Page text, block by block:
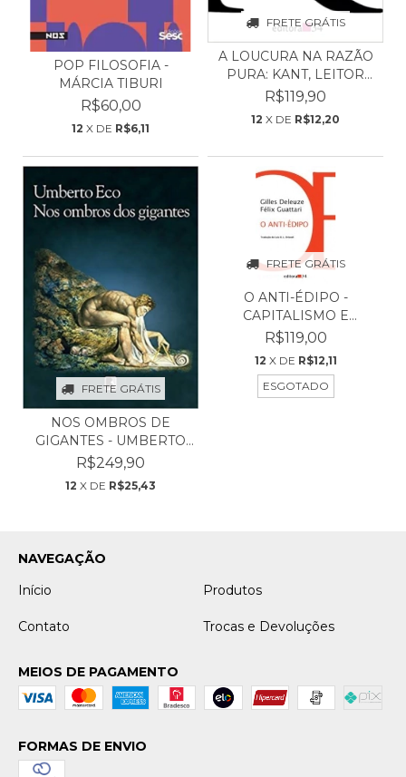
POP FILOSOFIA -
MÁRCIA TIBURI
R$60,00
12 X DE R$6,11
FRETE GRÁTIS
A LOUCURA NA RAZÃO
PURA: KANT, LEITOR
DE...
R$119,90
12 X DE R$12,20
FRETE GRÁTIS
NOS OMBROS DE
GIGANTES - UMBERTO
ECO
R$249,90
12 X DE R$25,43
FRETE GRÁTIS
O ANTI-ÉDIPO -
CAPITALISMO E
ESQUIZOFREN...
R$119,00
12 X DE R$12,11
ESGOTADO
NAVEGAÇÃO
Início
Produtos
Contato Trocas e Devoluções
MEIOS DE PAGAMENTO
FORMAS DE ENVIO